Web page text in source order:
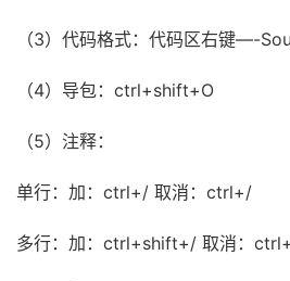
（3）代码格式：代码区右键—-
（4）导包：ctrl+shift+O
（5）注释：
单行：加：ctrl+/ 取消：ctrl+/
多行：加：ctrl+shift+/ 取消：